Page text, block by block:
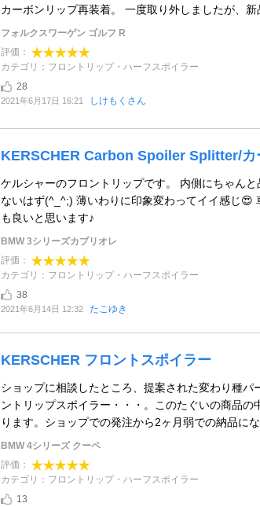
カーボンリップ再装着。 一度取り外しましたが、新
フォルクスワーゲン ゴルフ R
評価：
カテゴリ：フロントリップ・ハーフスポイラー
28
2021年6月17日 16:21 しけもくさん
KERSCHER Carbon Spoiler Splitter/カ
ケルシャーのフロントリップです。 内側にちゃん
ないはず(^_^;) 薄いわりに印象変わってイイ感じ😍
も良いと思います♪
BMW 3シリーズカブリオレ
評価：
カテゴリ：フロントリップ・ハーフスポイラー
38
2021年6月14日 12:32 たこゆき
KERSCHER フロントスポイラー
ショップに相談したところ、提案された変わり種パ
ントリップスポイラー・・・。このたぐいの商品の
ります。ショップでの発注から2ヶ月弱での納品にな
BMW 4シリーズ クーペ
評価：
カテゴリ：フロントリップ・ハーフスポイラー
13